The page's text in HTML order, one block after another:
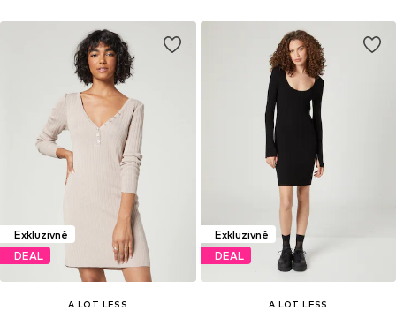
Exkluzivně
DEAL
A LOT LESS
Exkluzivně
DEAL
A LOT LESS